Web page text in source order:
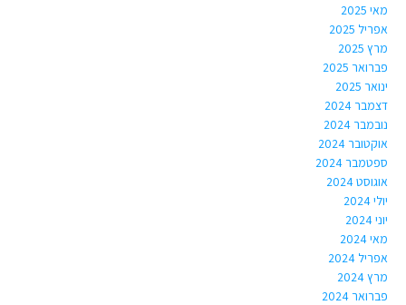
מאי 2025
אפריל 2025
מרץ 2025
פברואר 2025
ינואר 2025
דצמבר 2024
נובמבר 2024
אוקטובר 2024
ספטמבר 2024
אוגוסט 2024
יולי 2024
יוני 2024
מאי 2024
אפריל 2024
מרץ 2024
פברואר 2024